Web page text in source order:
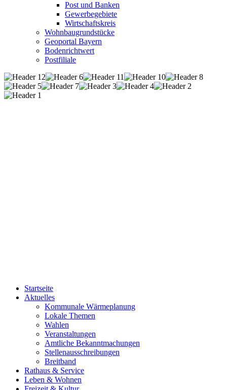
Post und Banken
Gewerbegebiete
Wirtschaftskreis
Wohnbaugrundstücke
Geoportal Bayern
Bodenrichtwert
Postfiliale
Startseite
Aktuelles
Kommunale Wärmeplanung
Lokale Themen
Wahlen
Veranstaltungen
Amtliche Bekanntmachungen
Stellenausschreibungen
Breitband
Rathaus & Service
Leben & Wohnen